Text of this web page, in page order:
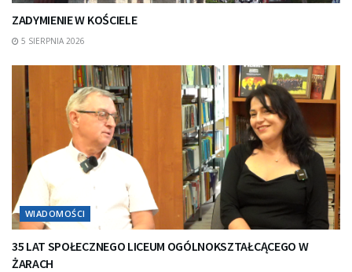
ZADYMIENIE W KOŚCIELE
5 SIERPNIA 2026
WIADOMOŚCI
35 LAT SPOŁECZNEGO LICEUM OGÓLNOKSZTAŁCĄCEGO W
ŻARACH